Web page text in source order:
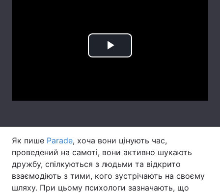
Play
Як пише Parade, хоча вони цінують час,
проведений на самоті, вони активно шукають
дружбу, спілкуються з людьми та відкрито
взаємодіють з тими, кого зустрічають на своєму
шляху. При цьому психологи зазначають, що